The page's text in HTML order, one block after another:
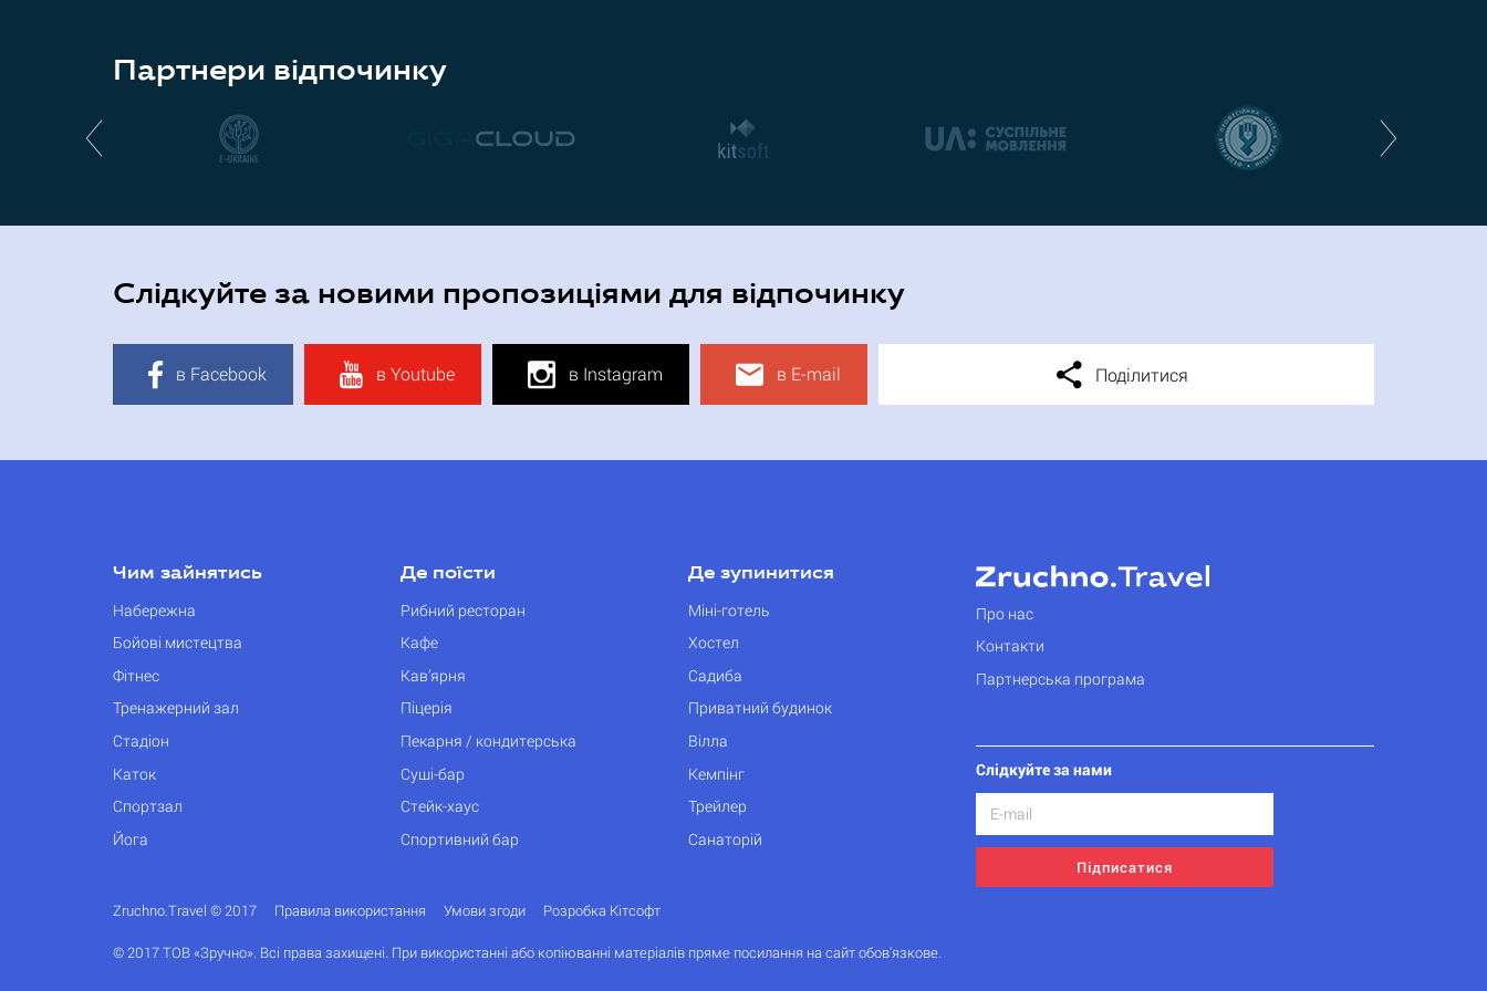
Партнери відпочинку
Слідкуйте за новими пропозиціями для відпочинку
в Facebook в Youtube в Instagram в E-mail Поділитися
Чим зайнятись
Набережна
Бойові мистецтва
Фітнес
Тренажерний зал
Стадіон
Каток
Спортзал
Йога
Де поїсти
Рибний ресторан
Кафе
Кав’ярня
Піцерія
Пекарня / кондитерська
Суші-бар
Стейк-хаус
Спортивний бар
Де зупинитися
Міні-готель
Хостел
Садиба
Приватний будинок
Вілла
Кемпінг
Трейлер
Санаторій
Про нас
Контакти
Партнерська програма
Слідкуйте за нами
Підписатися
Zruchno.Travel © 2017 Правила використання Умови згоди Розробка Кітсофт
© 2017 ТОВ «Зручно». Всі права захищені. При використанні або копіюванні матеріалів пряме посилання на сайт обов'язкове.